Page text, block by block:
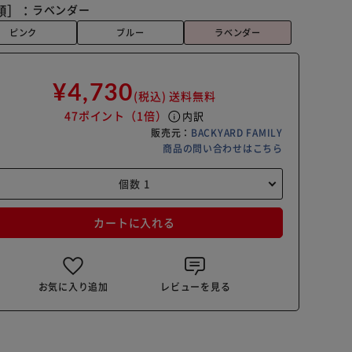
］： ラベンダー
ピンク ブルー ラベンダー
¥4,730(税込) 送料無料
47ポイント （1倍） info 内訳
販売元： BACKYARD FAMILY
商品の問い合わせはこちら
カートに入れる
お気に入り追加 レビューを見る